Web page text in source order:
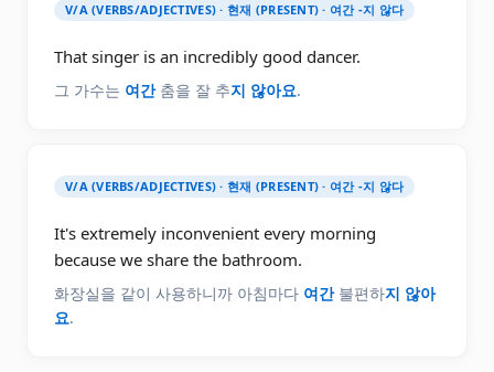
V/A (VERBS/ADJECTIVES) · 현재 (PRESENT) · 여간 -지 않다
That singer is an incredibly good dancer.
그 가수는 여간춤을 잘 추지 않아요.
V/A (VERBS/ADJECTIVES) · 현재 (PRESENT) · 여간 -지 않다
It's extremely inconvenient every morning
because we share the bathroom.
화장실을 같이 사용하니까 아침마다 여간불편하지 않아
요.